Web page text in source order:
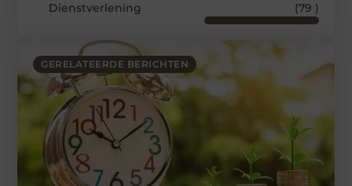
GERELATEERDE BERICHTEN
Dienstverlening
(79 )